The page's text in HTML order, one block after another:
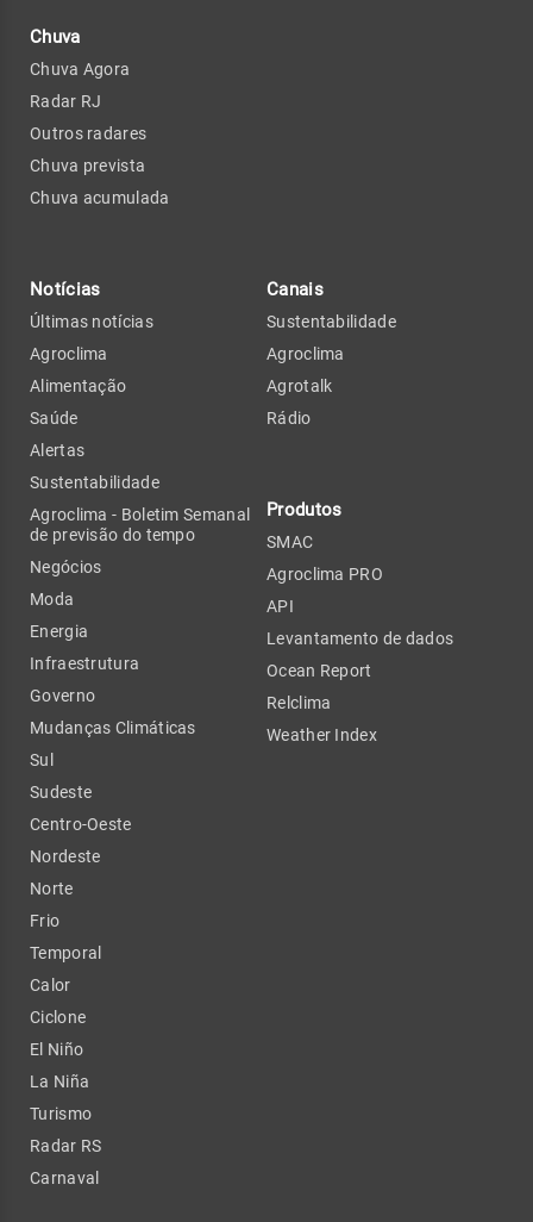
Chuva
Chuva Agora
Radar RJ
Outros radares
Chuva prevista
Chuva acumulada
Notícias
Últimas notícias
Agroclima
Alimentação
Saúde
Alertas
Sustentabilidade
Agroclima - Boletim Semanal
de previsão do tempo
Negócios
Moda
Energia
Infraestrutura
Governo
Mudanças Climáticas
Sul
Sudeste
Centro-Oeste
Nordeste
Norte
Frio
Temporal
Calor
Ciclone
El Niño
La Niña
Turismo
Radar RS
Carnaval
Canais
Sustentabilidade
Agroclima
Agrotalk
Rádio
Produtos
SMAC
Agroclima PRO
API
Levantamento de dados
Ocean Report
Relclima
Weather Index